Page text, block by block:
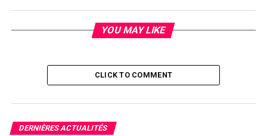
YOU MAY LIKE
CLICK TO COMMENT
DERNIÈRES ACTUALITÉS